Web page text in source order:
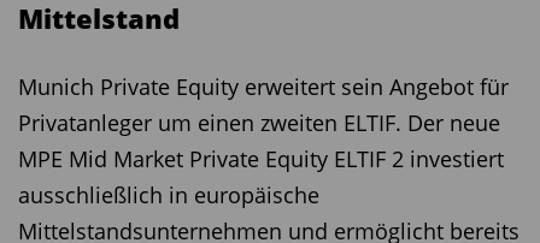
Mittelstand
Munich Private Equity erweitert sein Angebot für
Privatanleger um einen zweiten ELTIF. Der neue
MPE Mid Market Private Equity ELTIF 2 investiert
ausschließlich in europäische
Mittelstandsunternehmen und ermöglicht bereits